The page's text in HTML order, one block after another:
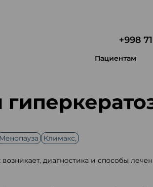
+998
Пациентам
Менопауза Климакс,
диагностика и способы